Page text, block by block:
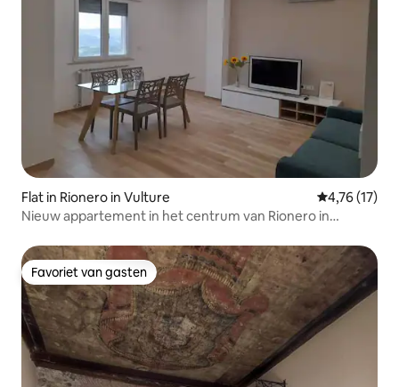
Flat in Rionero in Vulture Gemiddelde
4,76 (17)
Nieuw appartement in het centrum van Rionero in
Favoriet van gasten
Favoriet van gasten